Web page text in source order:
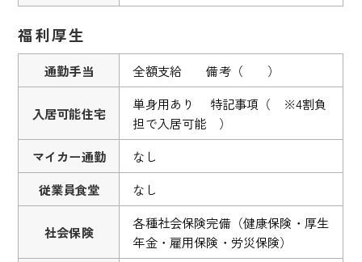
福利厚生
通勤手当 全額支給 備考（ ）
入居可能住宅
単身用あり 特記事項（ ※4割負
担で入居可能 ）
マイカー通勤
なし
従業員食堂
なし
社会保険
各種社会保険完備（健康保険・厚生
年金・雇用保険・労災保険）